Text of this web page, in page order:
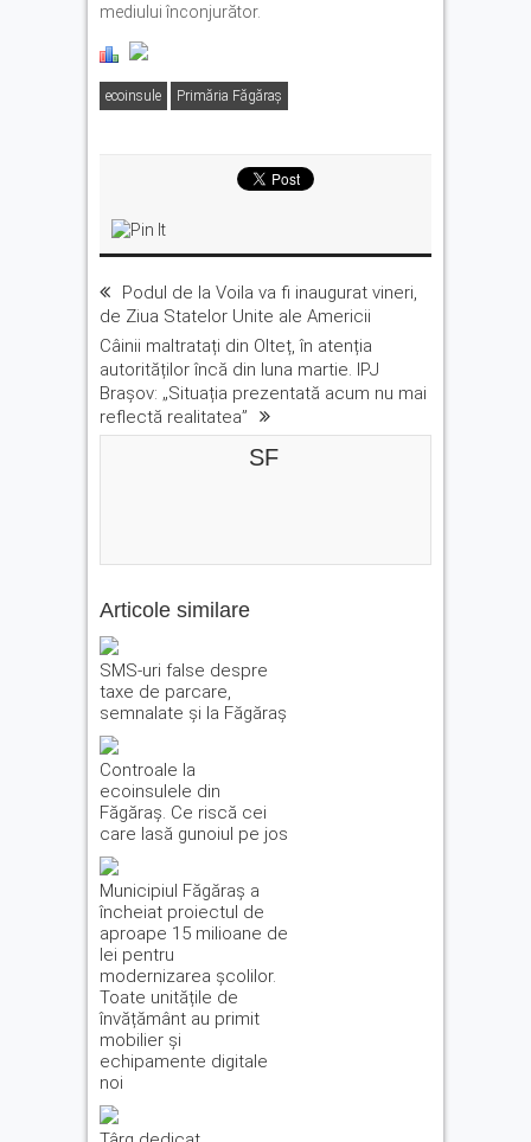
mediului înconjurător.
ecoinsule Primăria Făgăraş
Podul de la Voila va fi inaugurat vineri,
de Ziua Statelor Unite ale Americii
Câinii maltratați din Olteț, în atenția
autorităților încă din luna martie. IPJ
Brașov: „Situația prezentată acum nu mai
reflectă realitatea”
SF
Articole similare
SMS-uri false despre
taxe de parcare,
semnalate și la Făgăraș
Controale la
ecoinsulele din
Făgăraș. Ce riscă cei
care lasă gunoiul pe jos
Municipiul Făgăraș a
încheiat proiectul de
aproape 15 milioane de
lei pentru
modernizarea școlilor.
Toate unitățile de
învățământ au primit
mobilier și
echipamente digitale
noi